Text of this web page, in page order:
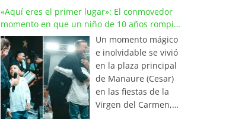
de los listados
musicales en
Colombia y países de
América y Europa.
Esta emotiva
composición del
maestro Wilfran
Castillo se posicionó
en el primer lugar de
«Aquí eres el primer lugar»: El conmovedor
momento en que un niño de 10 años rompió
en llanto al cantar con Iván Villazón
Un momento mágico
e inolvidable se vivió
en la plaza principal
de Manaure (Cesar)
en las fiestas de la
Virgen del Carmen,